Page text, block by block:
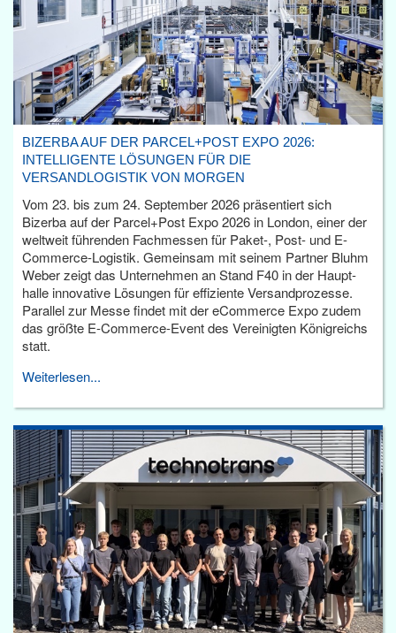
BIZERBA AUF DER PARCEL+POST EXPO 2026:
INTELLIGENTE LÖSUNGEN FÜR DIE
VERSANDLOGISTIK VON MORGEN
Vom 23. bis zum 24. September 2026 präsentiert sich
Bizerba auf der Parcel+Post Expo 2026 in London, einer der
weltweit führenden Fachmessen für Paket-, Post- und E-
Commerce-Logistik. Gemeinsam mit seinem Partner Bluhm
Weber zeigt das Unternehmen an Stand F40 in der Haupt­
halle innovative Lösungen für effiziente Versandprozesse.
Parallel zur Messe findet mit der eCommerce Expo zudem
das größte E-Commerce-Event des Vereinigten Königreichs
statt.
Weiterlesen...